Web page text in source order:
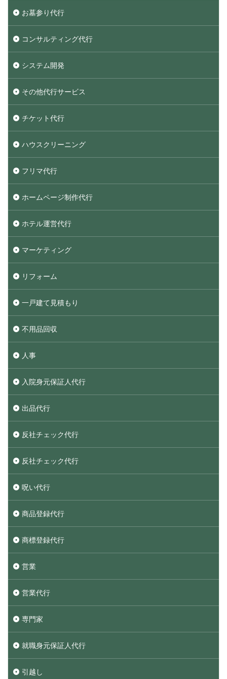
お墓参り代行
コンサルティング代行
システム開発
その他代行サービス
チケット代行
ハウスクリーニング
フリマ代行
ホームページ制作代行
ホテル運営代行
マーケティング
リフォーム
一戸建て見積もり
不用品回収
人事
入院身元保証人代行
出品代行
反社チェック代行
反社チェック代行
呪い代行
商品登録代行
商標登録代行
営業
営業代行
専門家
就職身元保証人代行
引越し